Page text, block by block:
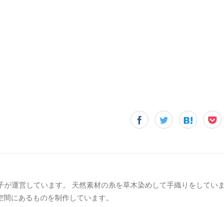
運営しています。 天然素材の糸を草木染めして手織りをしていま
にあるものを制作しています。